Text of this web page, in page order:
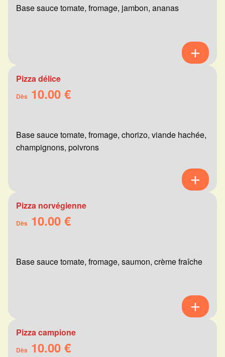
Base sauce tomate, fromage, jambon, ananas
Pizza délice
Dès 10.00 €
Base sauce tomate, fromage, chorizo, viande hachée,
champignons, poivrons
Pizza norvégienne
Dès 10.00 €
Base sauce tomate, fromage, saumon, crème fraîche
Pizza campione
Dès 10.00 €